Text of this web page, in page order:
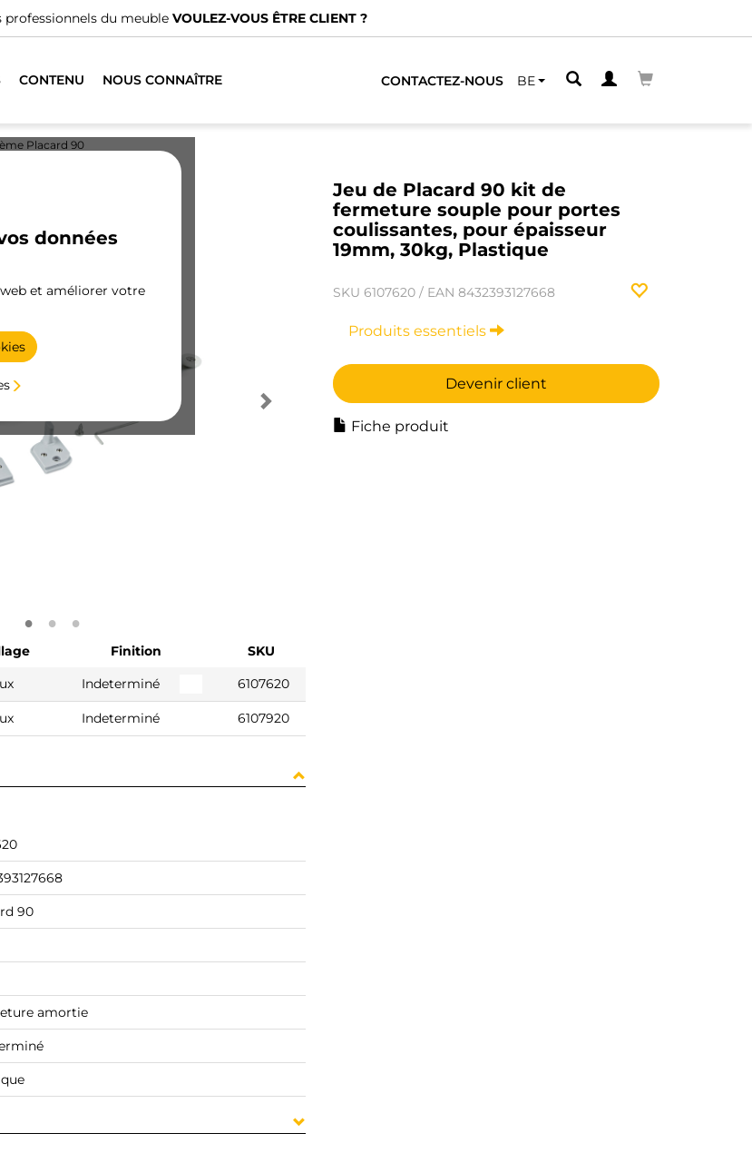
professionnels du meuble VOULEZ-VOUS ÊTRE CLIENT ?
CONTENU NOUS CONNAÎTRE CONTACTEZ-NOUS BE
données
et améliorer votre
Placard 90
Jeu de Placard 90 kit de
fermeture souple pour portes
coulissantes, pour épaisseur
19mm, 30kg, Plastique
SKU 6107620 / EAN 8432393127668
Produits essentiels
Devenir client
Fiche produit
Finition
SKU
Indeterminé 6107620
Indeterminé 6107920
90
amortie